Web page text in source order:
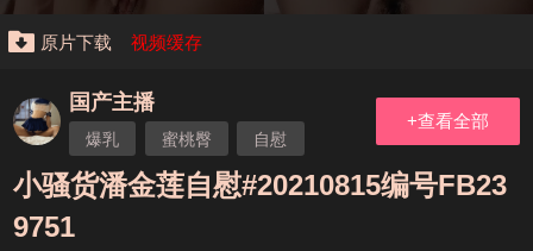
原片下载 视频缓存
国产主播
爆乳 蜜桃臀
自慰
国产主播
小骚货
+查看全部
小骚货潘金莲自慰#20210815编号FB23
9751